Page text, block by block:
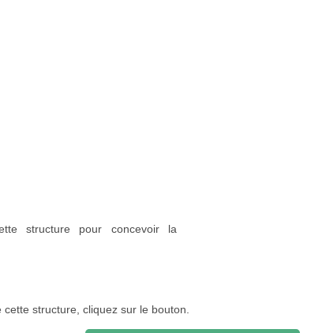
structure pour concevoir la
structure, cliquez sur le bouton.